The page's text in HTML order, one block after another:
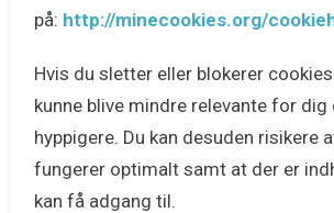
på: http://minecookies.org/
Hvis du sletter eller blokerer
kunne blive mindre relevante for
hyppigere. Du kan desuden risikere
fungerer optimalt samt at der er
kan få adgang til.